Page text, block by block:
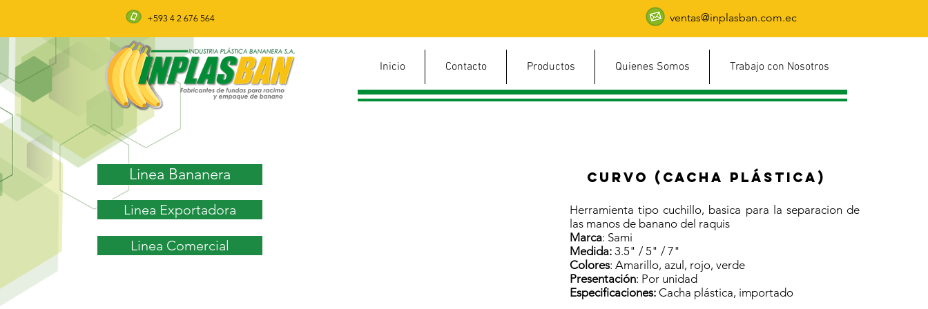
Inicio Contacto Productos Quienes Somos Trabajo con Nosotros
Curvo (cacha plástica)
Herramienta tipo cuchillo, basica para la separacion de
las manos de banano del raquis
Marca: Sami
Medida: 3.5" / 5" / 7"
Colores: Amarillo, azul, rojo, verde
Presentación: Por unidad
Especificaciones: Cacha plástica, importado
Linea Bananera
Linea Exportadora
Linea Comercial
+593 4 2 676 564 ventas@inplasban.com.ec